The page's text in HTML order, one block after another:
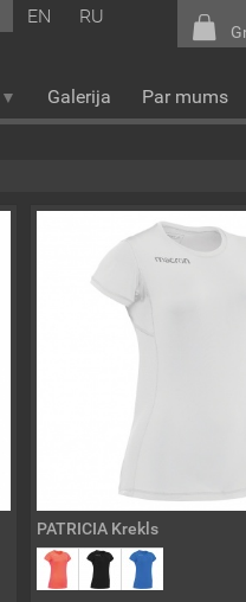
EN RU
Galerija Par mums
PATRICIA Krekls